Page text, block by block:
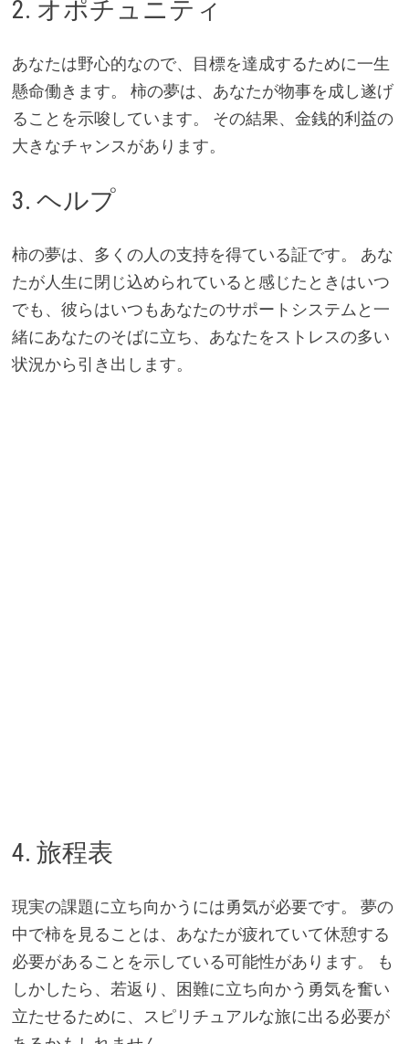
2. オポチュニティ
あなたは野心的なので、目標を達成するために一生
懸命働きます。 柿の夢は、あなたが物事を成し遂げ
ることを示唆しています。 その結果、金銭的利益の
大きなチャンスがあります。
3. ヘルプ
柿の夢は、多くの人の支持を得ている証です。 あな
たが人生に閉じ込められていると感じたときはいつ
でも、彼らはいつもあなたのサポートシステムと一
緒にあなたのそばに立ち、あなたをストレスの多い
状況から引き出します。
4. 旅程表
現実の課題に立ち向かうには勇気が必要です。 夢の
中で柿を見ることは、あなたが疲れていて休憩する
必要があることを示している可能性があります。 も
しかしたら、若返り、困難に立ち向かう勇気を奮い
立たせるために、スピリチュアルな旅に出る必要が